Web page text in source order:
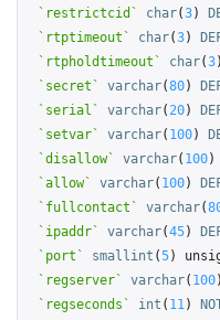
`restrictcid`
char(3)
`rtptimeout`
char(3)
`rtpholdtimeout`
char(3
`secret`
varchar(80)
`serial`
varchar( 20)
`setvar`
varchar( 100)
`disallow`
varchar( 100)
`allow`
varchar( 100)
`fullcontact`
varchar(
`ipaddr`
varchar(45)
`port`
smallint (5)
`regserver`
varchar( 100
`regseconds`
int ( 11)